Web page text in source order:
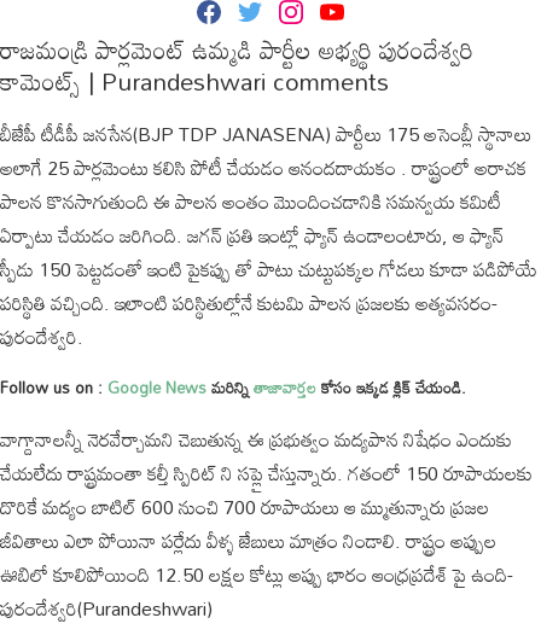
F
a
c
e
b
o
k
Tw
it
t
r
I
n
s
t
a
r
a
m
Y
o
u
T
u
e
రాజమండ్రి పార్లమెంట్ ఉమ్మడి పార్టీల అభ్యర్థి పురందేశ్వరి
కామెంట్స్ | Purandeshwari comments
బీజేపీ టీడీపీ జనసేన(BJP TDP JANASENA) పార్టీలు 175 అసెంబ్లీ స్థానాలు
అలాగే 25 పార్లమెంటు కలిసి పోటీ చేయడం ఆనందదాయకం . రాష్ట్రంలో అరాచక
పాలన కొనసాగుతుంది ఈ పాలన అంతం మొందించడానికి సమన్వయ కమిటీ
ఏర్పాటు చేయడం జరిగింది. జగన్ ప్రతి ఇంట్లో ఫ్యాన్ ఉండాలంటారు, ఆ ఫ్యాన్
స్పీడు 150 పెట్టడంతో ఇంటి పైకప్పు తో పాటు చుట్టుపక్కల గోడలు కూడా పడిపోయే
పరిస్థితి వచ్చింది. ఇలాంటి పరిస్థితుల్లోనే కుటమి పాలన ప్రజలకు అత్యవసరం-
పురందేశ్వరి.
Follow us on : Google Newsమరిన్నితాజావార్తలకోసం ఇక్కడ క్లిక్ చేయండి.
వాగ్దానాలన్నీ నెరవేర్చామని చెబుతున్న ఈ ప్రభుత్వం మద్యపాన నిషేధం ఎందుకు
చేయలేదు రాష్ట్రమంతా కల్తీ స్పిరిట్ ని సప్లై చేస్తున్నారు. గతంలో 150 రూపాయలకు
దొరికే మద్యం బాటిల్ 600 నుంచి 700 రూపాయలు ఆ మ్ముతున్నారు ప్రజల
జీవితాలు ఎలా పోయినా పర్లేదు వీళ్ళ జేబులు మాత్రం నిండాలి. రాష్ట్రం అప్పుల
ఊబిలో కూలిపోయింది 12.50 లక్షల కోట్లు అప్పు భారం ఆంధ్రప్రదేశ్ పై ఉంది-
పురందేశ్వరి(Purandeshwari)